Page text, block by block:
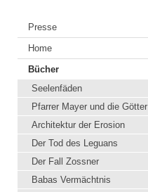
Presse
Home
Bücher
Seelenfäden
Pfarrer Mayer und die Götter
Architektur der Erosion
Der Tod des Leguans
Der Fall Zossner
Babas Vermächtnis